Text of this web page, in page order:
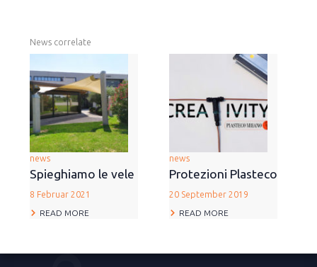
News correlate
news
Spieghiamo le vele
8 Februar 2021
READ MORE
news
Protezioni Plasteco
20 September 2019
READ MORE